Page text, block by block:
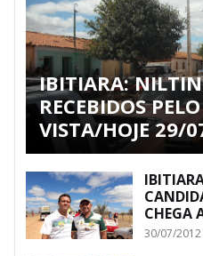
IBITIARA:
RECEBIDOS
VISTA/HOJE 29/
CHEGA
30/07/